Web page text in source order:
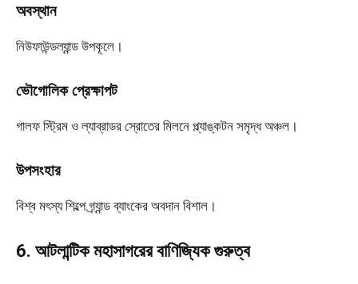
অবস্থান
নিউফাউন্ডল্যান্ড উপকূলে।
ভৌগোলিক প্রেক্ষাপট
গালফ স্ট্রিম ও ল্যাব্রাডর স্রোতের মিলনে প্ল্যাঙ্কটন সমৃদ্ধ অঞ্চল।
উপসংহার
বিশ্ব মৎস্য শিল্পে গ্র্যান্ড ব্যাংকের অবদান বিশাল।
6. আটলান্টিক মহাসাগরের বাণিজ্যিক গুরুত্ব